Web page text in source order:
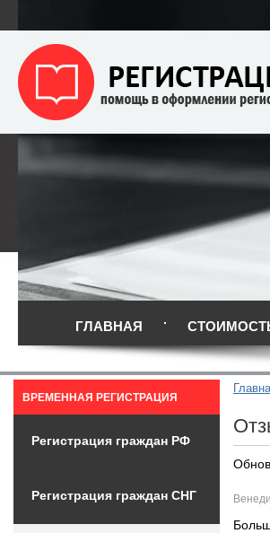
ГЛАВНАЯ
ВРЕМЕННАЯ РЕГИСТРАЦИЯ
Регистрация граждан РФ
Регистрация граждан СНГ